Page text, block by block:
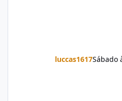
luccas1617Sábado